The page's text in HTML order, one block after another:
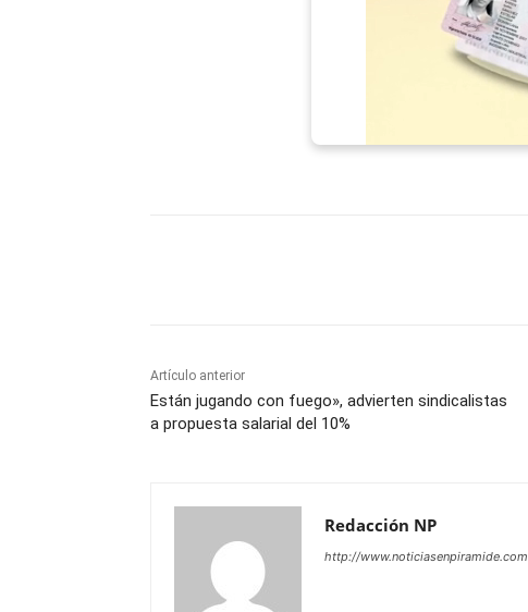
Artículo anterior
Están jugando con fuego», advierten sindicalistas
a propuesta salarial del 10%
Redacción NP
http://www.noticiasenpiramide.com